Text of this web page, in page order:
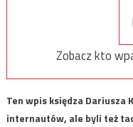
Zobacz kto
Ten wpis księdza
internautów, ale byli też